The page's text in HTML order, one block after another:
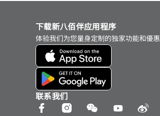
下载新八佰伴应用程序
体验我们为您量身定制的独家功能和優惠
联系我们